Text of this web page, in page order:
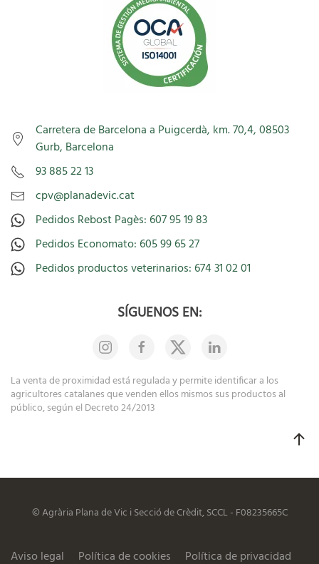
Carretera de Barcelona a Puigcerdà, km. 70,4, 08503
Gurb, Barcelona
93 885 22 13
cpv@planadevic.cat
Pedidos Rebost Pagès: 607 95 19 83
Pedidos Economato: 605 99 65 27
Pedidos productos veterinarios: 674 31 02 01
SÍGUENOS EN:
La venta de proximidad está regulada y permite identificar a los
agricultores catalanes que venden ellos mismos sus productos al
público, según el Decreto 24/2013
© Agrària Plana de Vic i Secció de Crèdit, SCCL - F08235665C
Aviso legal Política de cookies Política de privacidad